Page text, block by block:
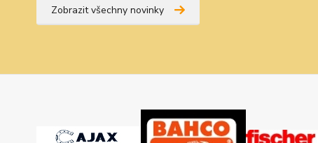
Zobrazit všechny novinky